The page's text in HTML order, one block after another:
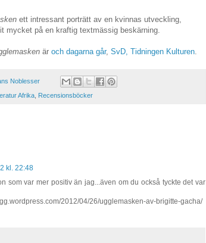
ett intressant porträtt av en kvinnas utveckling,
mycket på en kraftig textmässig beskärning.
är och dagarna går, SvD, Tidningen Kulturen.
Noblesser
Afrika Recensionsböcker
kl. 22:48
som var mer positiv än jag...även om du också tyckte det var
2012/04/26/ugglemasken-av-brigitte-gacha/